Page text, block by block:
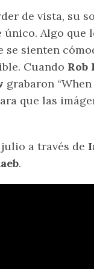
de vista, su
Algo que
se sienten
Cuando Rob
grabaron “When
que las
a través de
.